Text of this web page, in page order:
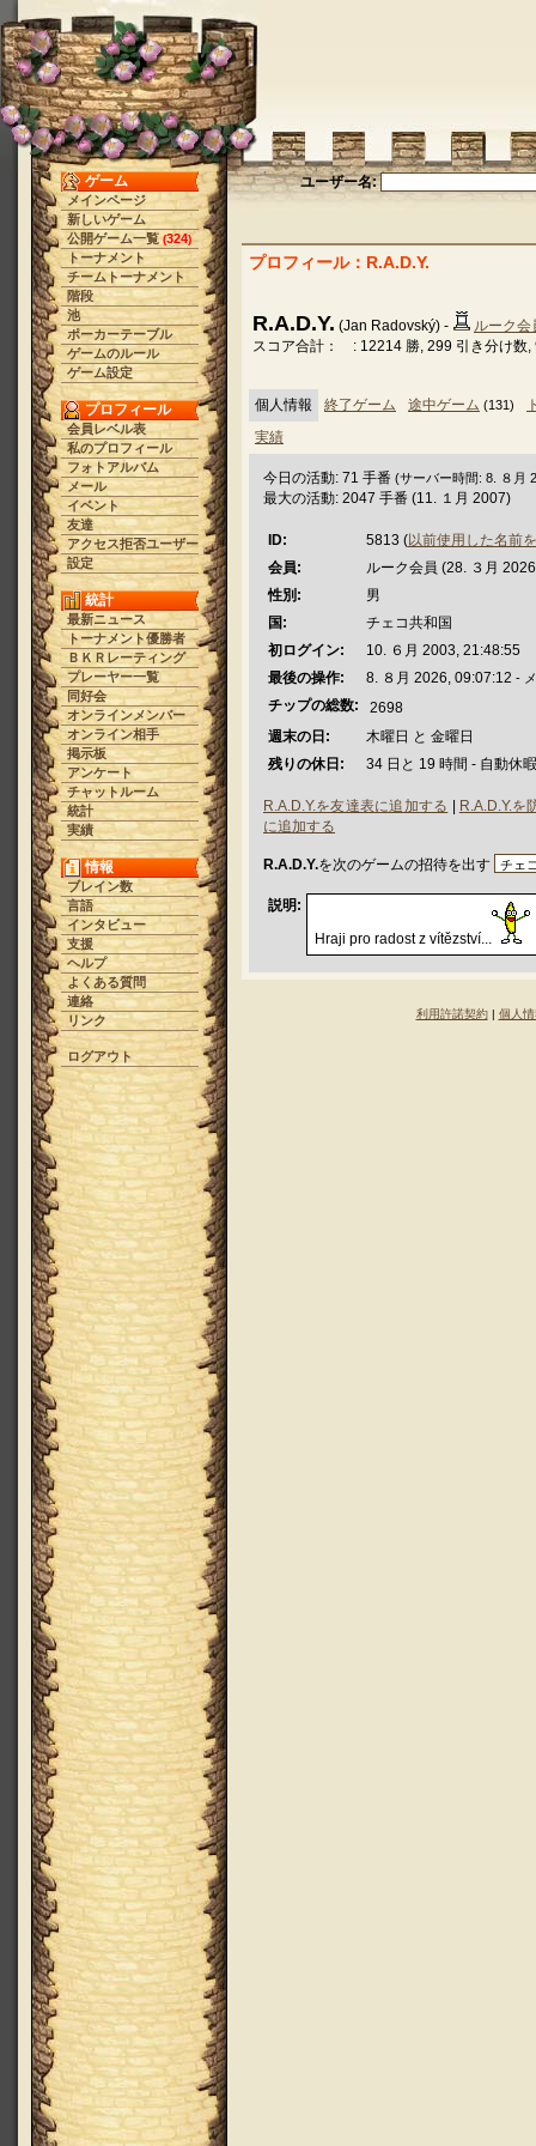
ゲーム
メインページ
新しいゲーム
公開ゲーム一覧 (324)
トーナメント
チームトーナメント
階段
池
ポーカーテーブル
ゲームのルール
ゲーム設定
プロフィール
会員レベル表
私のプロフィール
フォトアルバム
メール
イベント
友達
アクセス拒否ユーザー
設定
統計
最新ニュース
トーナメント優勝者
ＢＫＲレーティング
プレーヤー一覧
同好会
オンラインメンバー
オンライン相手
掲示板
アンケート
チャットルーム
統計
実績
情報
ブレイン数
言語
インタビュー
支援
ヘルプ
よくある質問
連絡
リンク
ログアウト
ユーザー名:
プロフィール：R.A.D.Y.
R.A.D.Y. (Jan Radovský) -
ルーク会
スコア合計： : 12214 勝, 299 引き分け数
個人情報 終了ゲーム 途中ゲーム (131)
実績
今日の活動: 71 手番 (サーバー時間: 8. ８月
最大の活動: 2047 手番 (11. １月 2007)
ID: 5813 (以前使用した名前
会員:
ルーク会員 (28. ３月
性別:
男
国:
チェコ共和国
初ログイン:
10. ６月 2003, 21:48:55
最後の操作:
8. ８月 2026, 09:07:12 -
チップの総数:
2698
週末の日:
木曜日 と 金曜日
残りの休日:
34 日と 19 時間 - 自動休
R.A.D.Y.を友達表に追加する
R.A.D.Y.を
に追加する
R.A.D.Y.を次のゲームの招待を出す
説明:
Hraji pro radost z vítězství...
利用許諾契約| 個人